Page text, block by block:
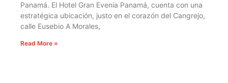
Panamá. El Hotel Gran Evenia Panamá, cuenta con una
estratégica ubicación, justo en el corazón del Cangrejo,
calle Eusebio A Morales,
Read More »